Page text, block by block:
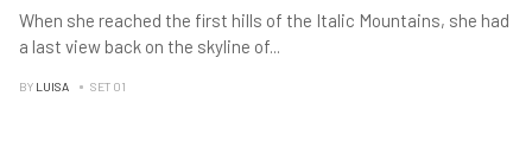
When she reached the first hills of the Italic Mountains, she had
a last view back on the skyline of...
BY LUISA SET 01